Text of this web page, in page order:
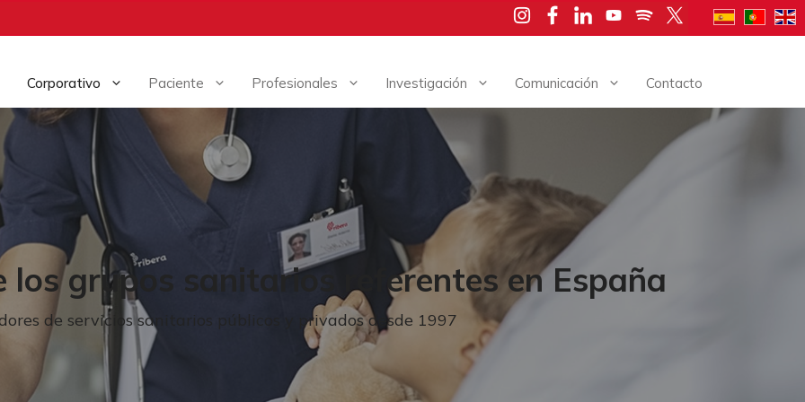
Corporativo Paciente Profesionales Investigación Comunicación Contacto
los grupos sanitarios referentes en España
de servicios sanitarios públicos y privados desde 1997